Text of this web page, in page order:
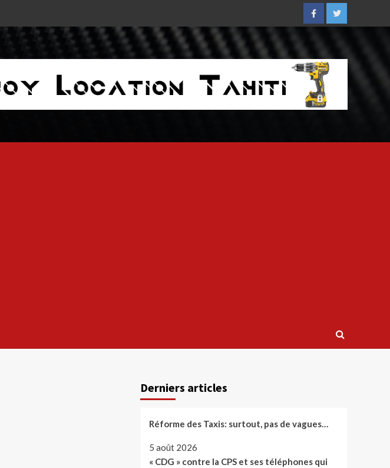
FacebookTwitter
Derniers articles
Réforme des Taxis: surtout, pas de vagues…
5 août 2026
« CDG » contre la CPS et ses téléphones qui